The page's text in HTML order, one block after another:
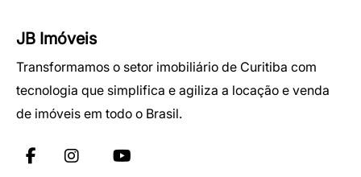
JB Imóveis
Transformamos o setor imobiliário de Curitiba com
tecnologia que simplifica e agiliza a locação e venda
de imóveis em todo o Brasil.